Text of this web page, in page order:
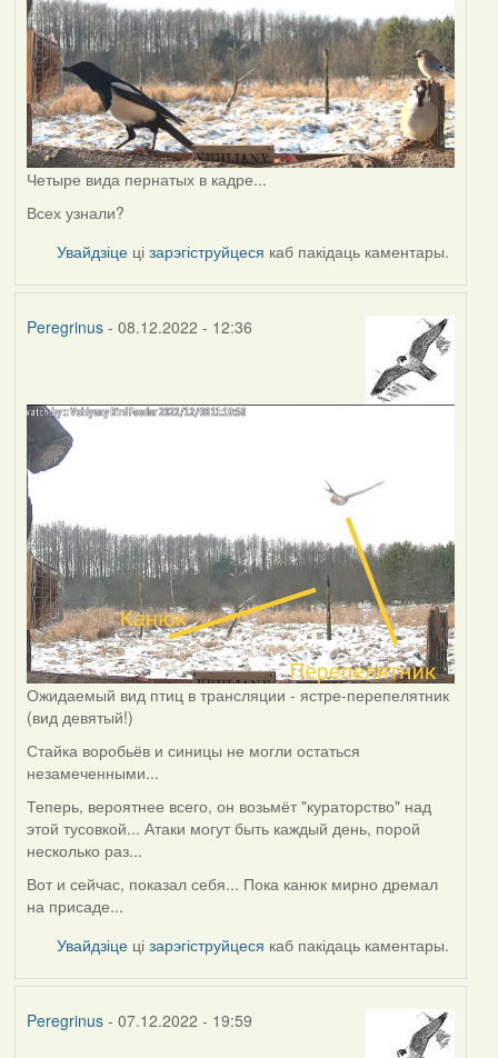
Четыре вида пернатых в кадре...
Всех узнали?
Увайдзіце цізарэгіструйцеся каб пакідаць каментары.
Peregrinus- 08.12.2022 - 12:36
Ожидаемый вид птиц в трансляции - ястре-перепелятник
(вид девятый!)
Стайка воробьёв и синицы не могли остаться
незамеченными...
Теперь, вероятнее всего, он возьмёт "кураторство" над
этой тусовкой... Атаки могут быть каждый день, порой
несколько раз...
Вот и сейчас, показал себя... Пока канюк мирно дремал
на присаде...
Увайдзіце цізарэгіструйцеся каб пакідаць каментары.
Peregrinus- 07.12.2022 - 19:59